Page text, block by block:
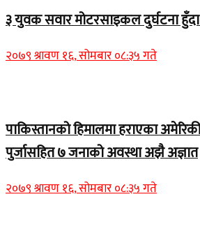
३ युवक सवार मोटरसाइकल दुर्घटना
२०७९ श्रावण १६, सोमबार ०८:३५ गते
पाकिस्तानको हिमालमा हराएका
पुर्जासहित ७ जनाको अवस्था अझै अज्ञात
२०७९ श्रावण १६, सोमबार ०८:३५ गते